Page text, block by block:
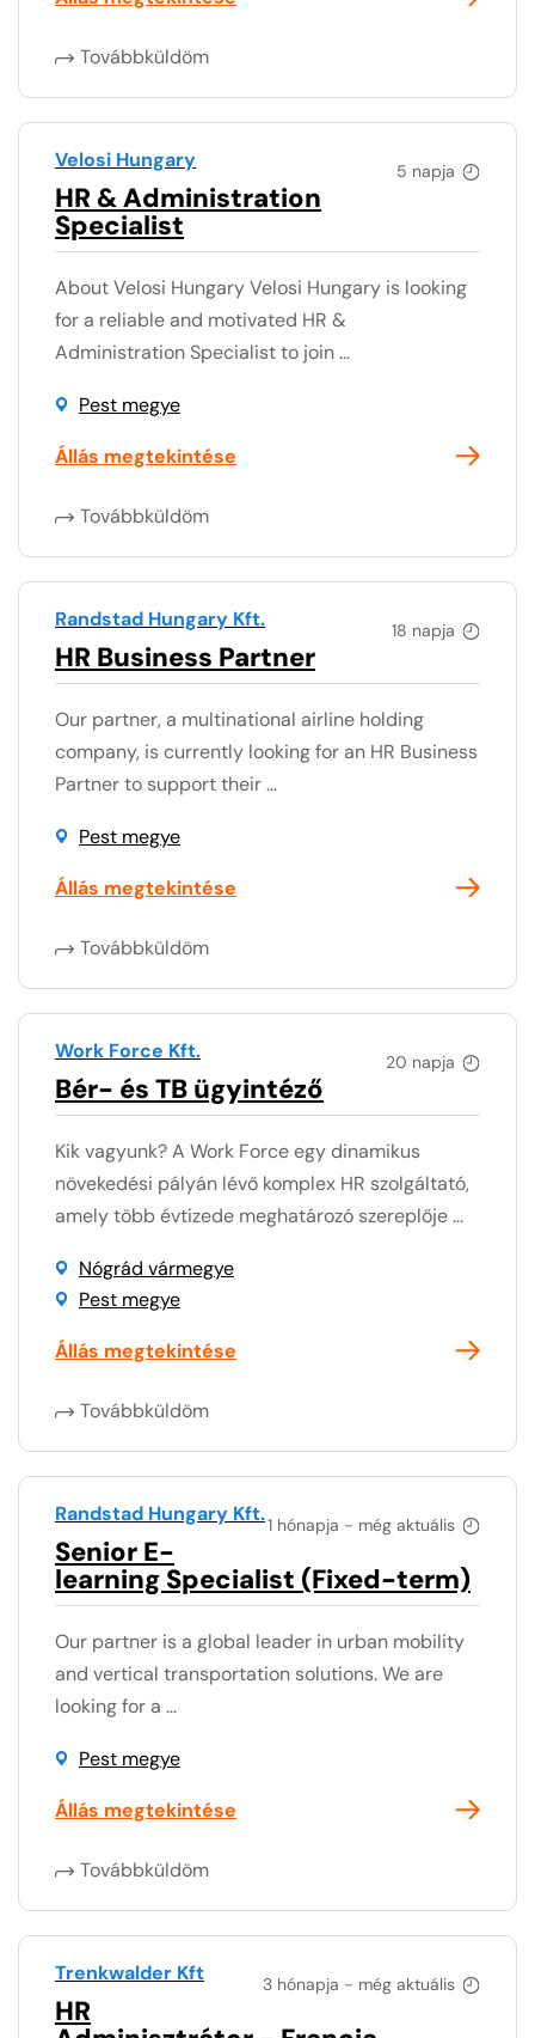
Továbbküldöm
5 napja
Velosi Hungary
HR & Administration
Specialist
About Velosi Hungary Velosi Hungary is looking
for a reliable and motivated HR &
Administration Specialist to join ...
Pest megye
Állás megtekintése
Továbbküldöm
18 napja
Randstad Hungary Kft.
HR Business Partner
Our partner, a multinational airline holding
company, is currently looking for an HR Business
Partner to support their ...
Pest megye
Állás megtekintése
Továbbküldöm
20 napja
Work Force Kft.
Bér- és TB ügyintéző
Kik vagyunk? A Work Force egy dinamikus
növekedési pályán lévő komplex HR szolgáltató,
amely több évtizede meghatározó szereplője ...
Nógrád vármegye
Pest megye
Állás megtekintése
Továbbküldöm
1 hónapja - még aktuális
Randstad Hungary Kft.
Senior E-
learning Specialist (Fixed-term)
Our partner is a global leader in urban mobility
and vertical transportation solutions. We are
looking for a ...
Pest megye
Állás megtekintése
Továbbküldöm
3 hónapja - még aktuális
Trenkwalder Kft
HR